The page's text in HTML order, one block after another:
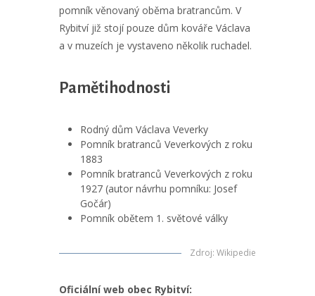
pomník věnovaný oběma bratrancům. V
Rybitví již stojí pouze dům kováře Václava
a v muzeích je vystaveno několik ruchadel.
Pamětihodnosti
Rodný dům Václava Veverky
Pomník bratranců Veverkových z roku
1883
Pomník bratranců Veverkových z roku
1927 (autor návrhu pomníku: Josef
Gočár)
Pomník obětem 1. světové války
Zdroj: Wikipedie
Oficiální web obec Rybitví: